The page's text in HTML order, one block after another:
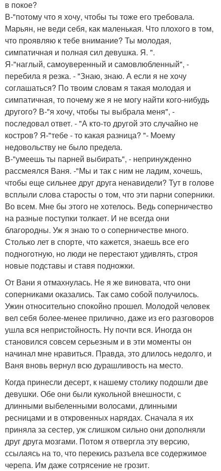
в покое?
В-"потому что я хочу, чтобы ты тоже его требовала.
Марьян, не веди себя, как маленькая. Что плохого в том,
что проявляю к тебе внимание? Ты молодая,
симпатичная и полная сил девушка. Я. ".
Я-"наглый, самоуверенный и самовлюбленный", -
перебила я резка. - "Знаю, знаю. А если я не хочу
соглашаться? По твоим словам я такая молодая и
симпатичная, то почему же я не могу найти кого-нибудь
другого? В-"я хочу, чтобы ты выбрала меня", -
последовал ответ. - "А кто-то другой это случайно не
костров? Я-"тебе - то какая разница? "- Моему
недовольству не было предела.
В-"умеешь ты парней выбирать", - непринужденно
рассмеялся Ваня. -"Мы и так с ним не ладим, хочешь,
чтобы еще сильнее друг друга ненавидели? Тут в голове
всплыли слова старосты о том, что эти парни соперники.
Во всем. Мне бы этого не хотелось. Ведь соперничество
на разные поступки толкает. И не всегда они
благородны. Уж я знаю то о соперничестве много.
Столько лет в спорте, что кажется, знаешь все его
подноготную, но люди не перестают удивлять, строя
новые подставы и ставя подножки.
От Вани я отмахнулась. Не я же виновата, что они
соперниками оказались. Так само собой получилось.
Ужин относительно спокойно прошел. Молодой человек
вел себя более-менее прилично, даже из его разговоров
ушла вся непристойность. Ну почти вся. Иногда он
становился совсем серьезным и в эти моменты он
начинал мне нравиться. Правда, это длилось недолго, и
Ваня вновь вернул всю дурашливость на место.
Когда принесли десерт, к нашему столику подошли две
девушки. Обе они были кукольной внешности, с
длинными выбеленными волосами, длинными
ресницами и в откровенных нарядах. Сначала я их
приняла за сестер, уж слишком сильно они дополняли
друг друга мозгами. Потом я отвергла эту версию,
ссылаясь на то, что перекись разъела все содержимое
черепа. Им даже сотрясение не грозит.